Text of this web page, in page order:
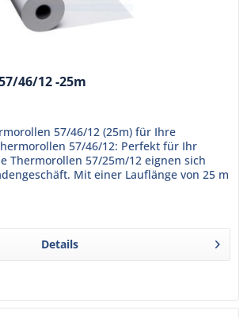
46/12 -25m
57/46/12 (25m) für Ihre
57/46/12: Perfekt für Ihr
Thermorollen 57/25m/12 eignen sich
Mit einer Lauflänge von 25 m
Details